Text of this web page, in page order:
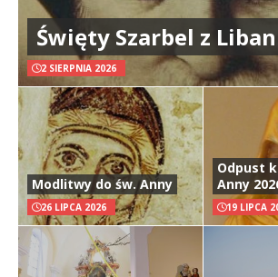
Święty Szarbel z
2 SIERPNIA 2026
Modlitwy do św. Anny
26 LIPCA 2026
Odpust
Anny
19 LIPCA